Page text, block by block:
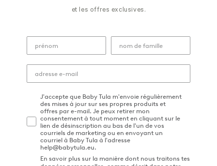
et les offres exclusives.
J'accepte que Baby Tula m'envoie régulièrement
des mises à jour sur ses propres produits et
offres par e-mail. Je peux retirer mon
consentement à tout moment en cliquant sur le
lien de désinscription au bas de l'un de vos
courriels de marketing ou en envoyant un
courriel à Baby Tula à l'adresse
help@babytula.eu.
En savoir plus sur la manière dont nous traitons tes